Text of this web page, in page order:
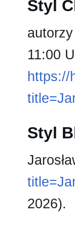
Styl
11:00
https://
Styl
2026).